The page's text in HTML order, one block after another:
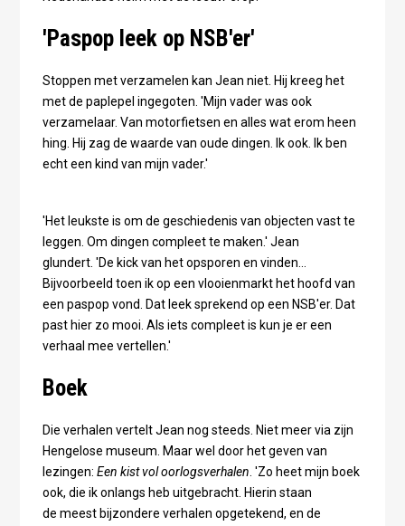
'Paspop leek op NSB'er'
Stoppen met verzamelen kan Jean niet. Hij kreeg het
met de paplepel ingegoten. 'Mijn vader was ook
verzamelaar. Van motorfietsen en alles wat erom heen
hing. Hij zag de waarde van oude dingen. Ik ook. Ik ben
echt een kind van mijn vader.'
'Het leukste is om de geschiedenis van objecten vast te
leggen. Om dingen compleet te maken.' Jean
glundert. 'De kick van het opsporen en vinden...
Bijvoorbeeld toen ik op een vlooienmarkt het hoofd van
een paspop vond. Dat leek sprekend op een NSB'er. Dat
past hier zo mooi. Als iets compleet is kun je er een
verhaal mee vertellen.'
Boek
Die verhalen vertelt Jean nog steeds. Niet meer via zijn
Hengelose museum. Maar wel door het geven van
lezingen: Een kist vol oorlogsverhalen. 'Zo heet mijn boek
ook, die ik onlangs heb uitgebracht. Hierin staan
de meest bijzondere verhalen opgetekend, en de